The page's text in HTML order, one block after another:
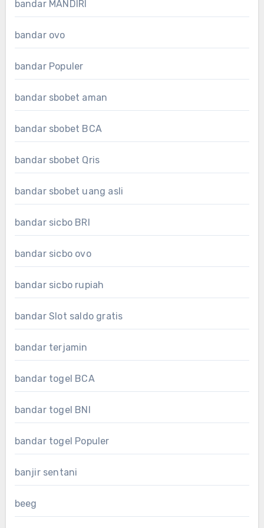
bandar MANDIRI
bandar ovo
bandar Populer
bandar sbobet aman
bandar sbobet BCA
bandar sbobet Qris
bandar sbobet uang asli
bandar sicbo BRI
bandar sicbo ovo
bandar sicbo rupiah
bandar Slot saldo gratis
bandar terjamin
bandar togel BCA
bandar togel BNI
bandar togel Populer
banjir sentani
beeg